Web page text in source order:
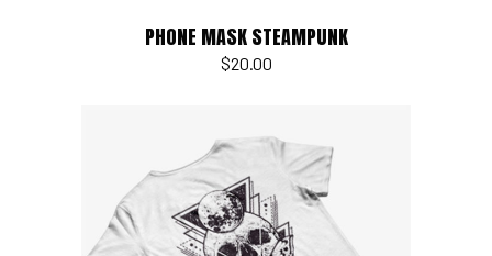
PHONE MASK STEAMPUNK
$20.00